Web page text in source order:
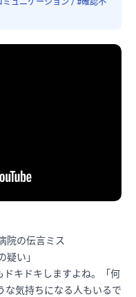
ュニケーション / #確認不
疑い」
ドキドキしますよね。「何
な気持ちになる人もいるで